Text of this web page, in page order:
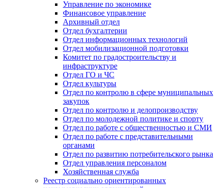
Управление по экономике
Финансовое управление
Архивный отдел
Отдел бухгалтерии
Отдел информационных технологий
Отдел мобилизационной подготовки
Комитет по градостроительству и
инфраструктуре
Отдел ГО и ЧС
Отдел культуры
Отдел по контролю в сфере муниципальных
закупок
Отдел по контролю и делопроизводству
Отдел по молодежной политике и спорту
Отдел по работе с общественностью и СМИ
Отдел по работе с представительными
органами
Отдел по развитию потребительского рынка
Отдел управления персоналом
Хозяйственная служба
Реестр социально ориентированных